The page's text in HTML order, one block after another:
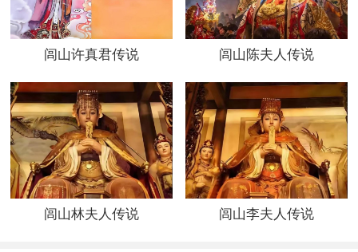
闾山许真君传说 闾山陈夫人传说
闾山林夫人传说 闾山李夫人传说